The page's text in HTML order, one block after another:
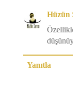
Hüzün
Yanıtla